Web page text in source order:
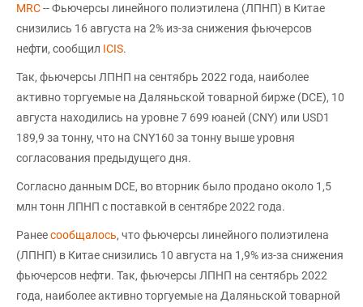
MRC-- Фьючерсы линейного полиэтилена (ЛПНП) в Китае
снизились 16 августа на 2% из-за снижения фьючерсов
нефти, сообщил ICIS.
Так, фьючерсы ЛПНП на сентябрь 2022 года, наиболее
активно торгуемые на Даляньской товарной бирже (DCE), 10
августа находились на уровне 7 699 юаней (CNY) или USD1
189,9 за тонну, что на CNY160 за тонну выше уровня
согласования предыдущего дня.
Согласно данным DCE, во вторник было продано около 1,5
млн тонн ЛПНП с поставкой в сентябре 2022 года.
Ранеесообщалось, что фьючерсы линейного полиэтилена
(ЛПНП) в Китае снизились 10 августа на 1,9% из-за снижения
фьючерсов нефти. Так, фьючерсы ЛПНП на сентябрь 2022
года, наиболее активно торгуемые на Даляньской товарной